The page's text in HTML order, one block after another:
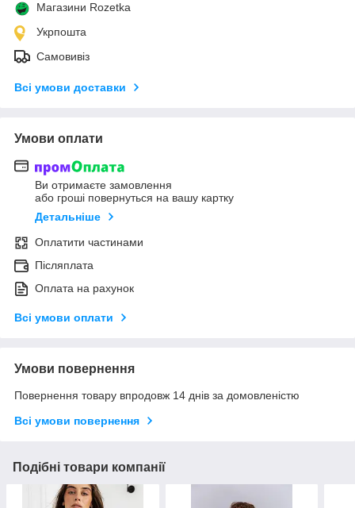
Магазини Rozetka
Укрпошта
Самовивіз
Всі умови доставки
Умови оплати
Ви отримаєте замовлення
або гроші повернуться на вашу картку
Детальніше
Оплатити частинами
Післяплата
Оплата на рахунок
Всі умови оплати
Умови повернення
Повернення товару впродовж 14 днів за домовленістю
Всі умови повернення
Подібні товари компанії